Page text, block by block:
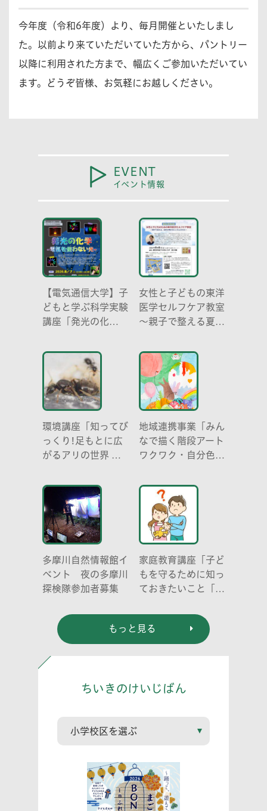
今年度（令和6年度）より、毎月開催といたしまし
た。以前より来ていただいていた方から、パントリー
以降に利用された方まで、幅広くご参加いただいてい
ます。どうぞ皆様、お気軽にお越しください。
EVENT
イベント情報
【電気通信大学】子
どもと学ぶ科学実験
講座「発光の化
い光-」
女性と子どもの東洋
医学セルフケア教室
～親子で整える夏休
らだ～
環境講座「知ってび
っくり!足もとに広
がるアリの世界 ア
成り立ち、生態系に
おける役割」
地域連携事業「みん
なで描く階段アート
ワクワク・自分色の
多摩川自然情報館イ
ベント 夜の多摩川
探検隊参加者募集
家庭教育講座「子ど
もを守るために知っ
ておきたいこと「プ
どう伝える? (幼児
編)」
もっと見る
ちいきのけいじばん